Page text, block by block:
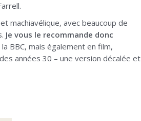
machiavélique, avec beaucoup de
Je vous le recommande donc
BBC, mais également en film,
années 30 – une version décalée et